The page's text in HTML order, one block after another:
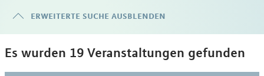
erweiterte suche ausblenden
Es wurden 19 Veranstaltungen gefunden